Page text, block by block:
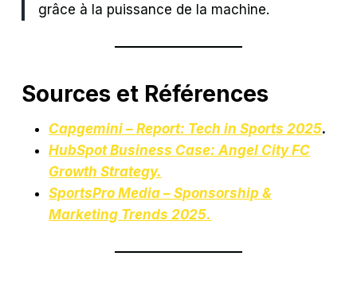
grâce à la puissance de la machine.
Sources et Références
Capgemini – Report: Tech in Sports 2025.
HubSpot Business Case: Angel City FC
Growth Strategy.
SportsPro Media – Sponsorship &
Marketing Trends 2025.